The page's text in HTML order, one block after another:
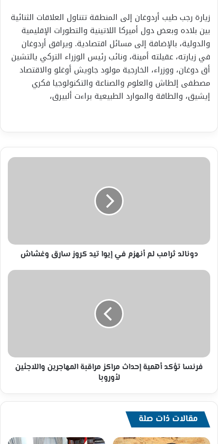
زيارة رجب طيب أردوغان إلى المنطقة تتناول العلاقات الثنائية
بين بلاده وبعض دول أميركا اللاتينية والتطورات الإقليمية
والدولية، بالإضافة إلى مسائل اقتصادية. ويرافق أردوغان
في زيارته، عقيلته أمينة، ونائب رئيس الوزراء التركي يالتشين
أق دوغان، ووزراء، الخارجية مولود جاويش أوغلو والاقتصاد
مصطفى إلطاش والعلوم والصناعة والتكنولوجيا فكري
إيشيق، والطاقة والموارد الطبيعية براءت ألبيرق،
دونالد
سارق
وغشاش
دونالد ثرامب لم أنهزم في إيوا تيد كروز سارق وغشاش
فرنسا
لأوروبا
فرنسا تؤكد أهمية إحداث مراكز مراقبة المهاجرين واللاجئين
لأوروبا
مقالات ذات صلة